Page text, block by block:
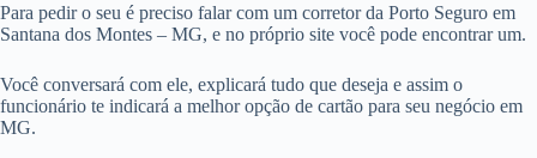
Para pedir o seu é preciso falar com um corretor da Porto Seguro em
Santana dos Montes – MG, e no próprio site você pode encontrar um.
Você conversará com ele, explicará tudo que deseja e assim o
funcionário te indicará a melhor opção de cartão para seu negócio em
MG.